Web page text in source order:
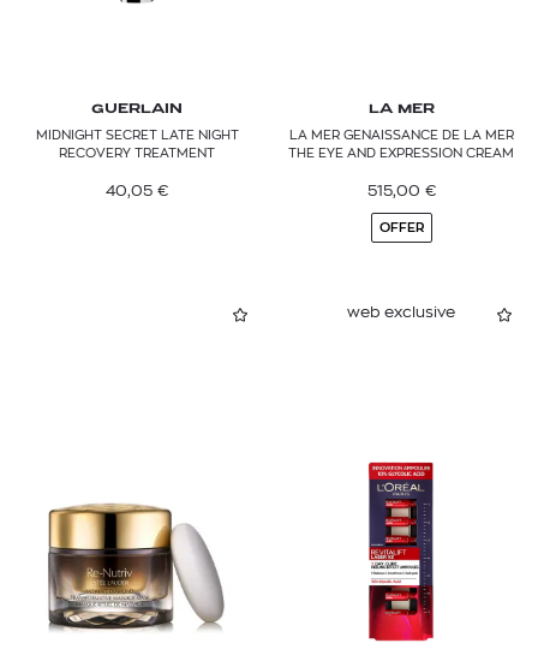
GUERLAIN
MIDNIGHT SECRET LATE NIGHT
RECOVERY TREATMENT
40,05 €
LA MER
LA MER GENAISSANCE DE LA MER
THE EYE AND EXPRESSION CREAM
515,00 €
OFFER
web exclusive